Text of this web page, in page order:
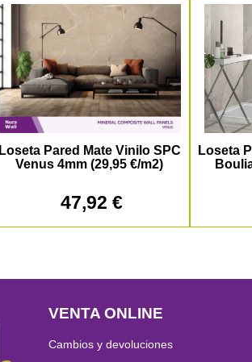
Loseta Pared Mate Vinilo SPC
Venus 4mm (29,95 €/m2)
47,92 €
Loseta
VENTA ONLINE
Cambios y devoluciones